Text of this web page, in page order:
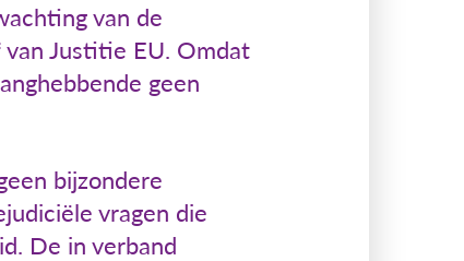
van de
Justitie EU. Omdat
geen
bijzondere
vragen die
De in verband